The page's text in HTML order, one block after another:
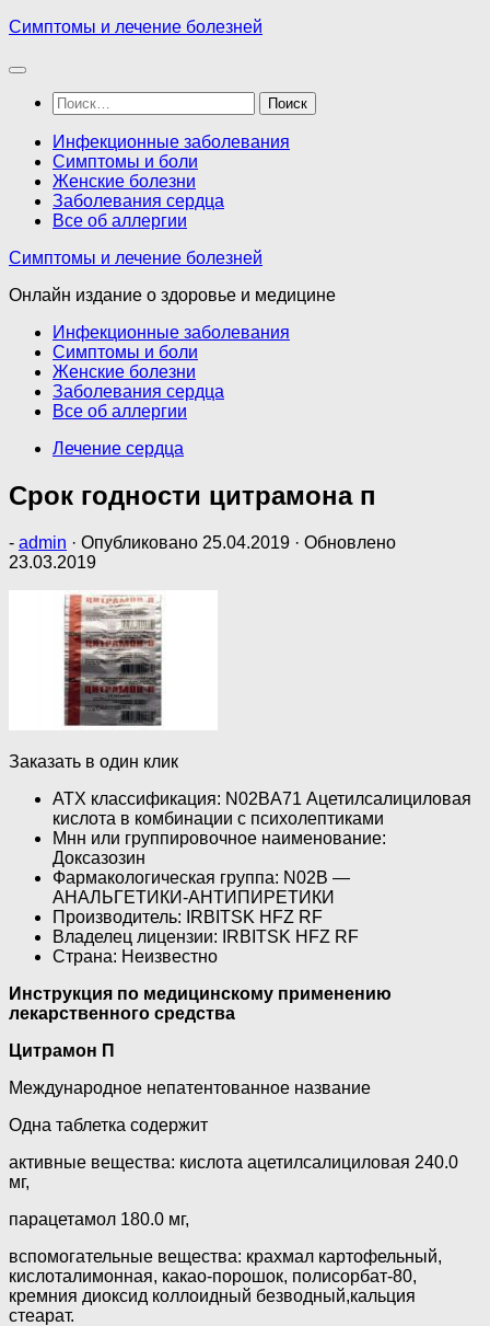
Перейти
содержимому
Симптомы и лечение болезней
Найти:
Инфекционные заболевания
Симптомы и боли
Женские болезни
Заболевания сердца
Все об аллергии
Симптомы и лечение болезней
Онлайн издание о здоровье и медицине
Инфекционные заболевания
Симптомы и боли
Женские болезни
Заболевания сердца
Все об аллергии
Лечение сердца
Срок годности цитрамона п
- admin · Опубликовано 25.04.2019 · Обновлено
23.03.2019
Заказать в один клик
ATX классификация: N02BA71 Ацетилсалициловая
кислота в комбинации с психолептиками
Мнн или группировочное наименование:
Доксазозин
Фармакологическая группа: N02B —
АНАЛЬГЕТИКИ-АНТИПИРЕТИКИ
Производитель: IRBITSK HFZ RF
Владелец лицензии: IRBITSK HFZ RF
Страна: Неизвестно
Инструкция по медицинскому применению
лекарственного средства
Цитрамон П
Международное непатентованное название
Одна таблетка содержит
активные вещества: кислота ацетилсалициловая 240.0
мг,
парацетамол 180.0 мг,
вспомогательные вещества: крахмал картофельный,
кислоталимонная, какао-порошок, полисорбат-80,
кремния диоксид коллоидный безводный,кальция
стеарат.